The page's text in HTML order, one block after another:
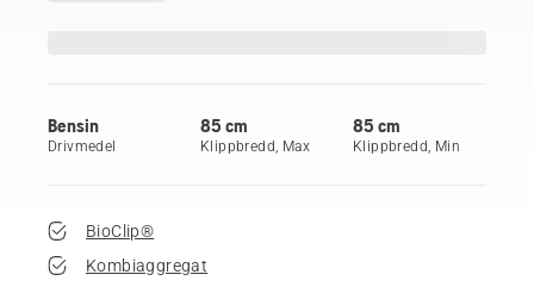
Bensin
Drivmedel
85 cm
Klippbredd, Max
85 cm
Klippbredd, Min
BioClip®
Kombiaggregat